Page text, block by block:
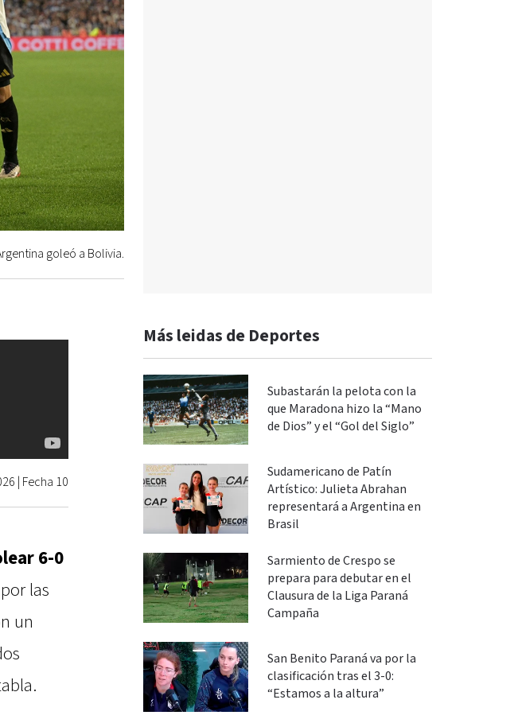
goleó a Bolivia.
| Fecha 10
6-0
las
un
Más leidas de Deportes
Subastarán la pelota con la
que Maradona hizo la “Mano
de Dios” y el “Gol del Siglo”
Sudamericano de Patín
Artístico: Julieta Abrahan
representará a Argentina en
Brasil
Sarmiento de Crespo se
prepara para debutar en el
Clausura de la Liga Paraná
Campaña
San Benito Paraná va por la
clasificación tras el 3-0:
“Estamos a la altura”